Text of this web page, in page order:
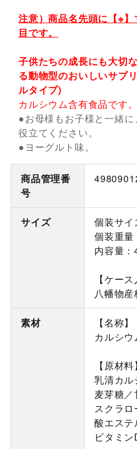
注意）商品名先頭に【※
目です。
子供たちの成長にも大切
る動物型のおいしいサプ
ルタイプ)
カルシウム含有食品です。
●お母様もお子様と一緒
役立てください。
●ヨーグルト味。
商品管理番
号
サイズ
個装サ
個装重量
内容量
【ケー
八幡物産
素材
【名称】
カルシ
【原材料】
乳清カル
麦芽糖／
スクラ
酸エステ
ビタミン